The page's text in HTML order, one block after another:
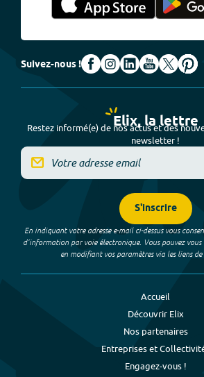
Suivez-nous !
Elix, la lettre
Restez informé(e) de nos actus et des
newsletter !
S'inscrire
En indiquant votre adresse e-mail ci-dessus vous
d’information par voie électronique. Vous pouvez
en modifiant vos paramètres via les liens de
Accueil
Découvrir Elix
Nos partenaires
Entreprises et
Engagez-vous !